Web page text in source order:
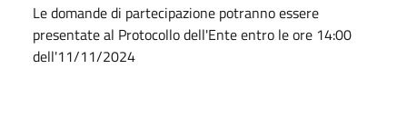
Le domande di partecipazione potranno essere
presentate al Protocollo dell'Ente entro le ore 14:00
dell'11/11/2024